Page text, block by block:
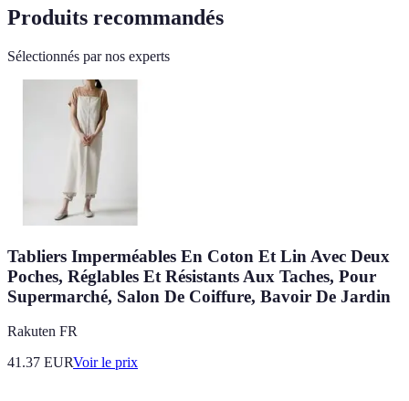
Produits recommandés
Sélectionnés par nos experts
Tabliers Imperméables En Coton Et Lin Avec Deux
Poches, Réglables Et Résistants Aux Taches, Pour
Supermarché, Salon De Coiffure, Bavoir De Jardin
Rakuten FR
41.37 EURVoir le prix